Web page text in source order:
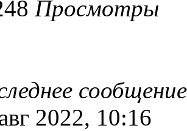
Просмотры
2022, 10:16